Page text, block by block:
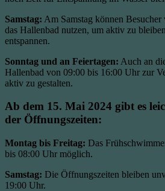
Samstag: Am Samstag können
das Hallenbad nutzen, um aktiv zu
entspannen.
Sonntag und an Feiertagen: Auch an
Hallenbad von 09:00 bis 16:00 Uhr zur
aktiv zu gestalten.
Ab dem 15. Mai 2024 gibt es
der Öffnungszeiten:
Montag bis Freitag: Das
bis 08:00 Uhr möglich.
Samstag: Die Öffnungszeiten bleiben
19:00 Uhr.